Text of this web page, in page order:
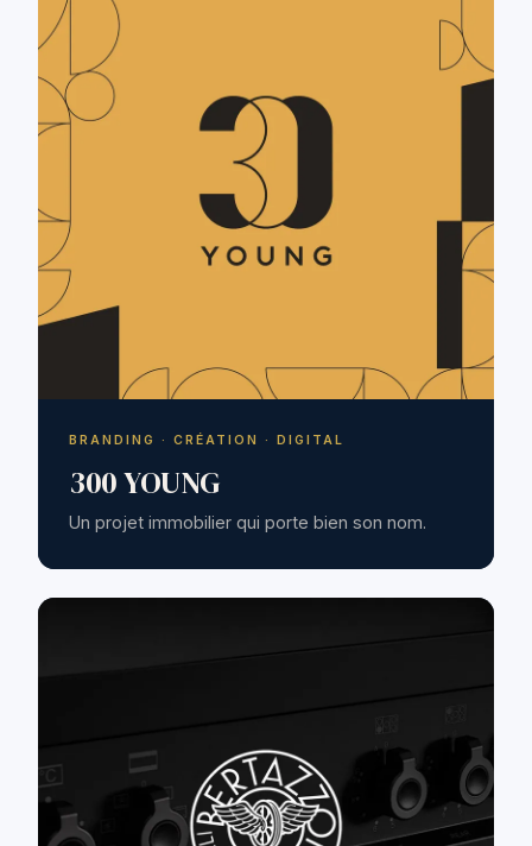
BRANDING · CRÉATION · DIGITAL
300 YOUNG
Un projet immobilier qui porte bien son nom.